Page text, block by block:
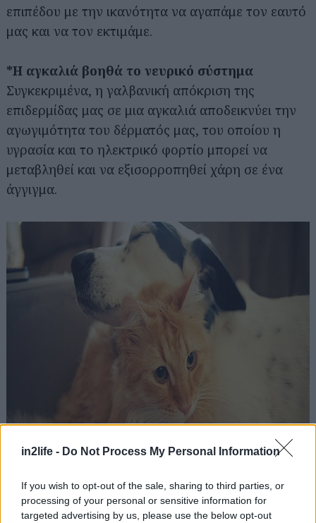
in2life - Do Not Process My Personal Information
If you wish to opt-out of the sale, sharing to third parties, or
processing of your personal or sensitive information for
targeted advertising by us, please use the below opt-out
επιπέδου με την ικανότητα να αγαπάμε τον εαυτό
μας και να τον εκτιμάμε.
*Η αγκαλιά βοηθά το νευρικό σύστημα
Συγκεκριμένα, η γαλβανική απόκριση της
επιδερμίδας μας σε μια αγκαλιά αποδεικνύει την
αγωγιμότητα του δέρματός μας, του οποίου η
υγρασία και το ηλεκτρικό φορτίο μπορεί να
μεταβληθεί και να εξισορροπηθεί χάρη σε ένα
άγγιγμα.
*Η αγκαλιά μας μαθαίνει να δίνουμε και να
παίρνουμε